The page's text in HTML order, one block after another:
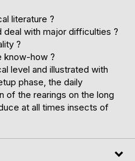
literature ?
with major difficulties ?
?
know-how ?
level and illustrated with
phase, the daily
of the rearings on the long
at all times insects of